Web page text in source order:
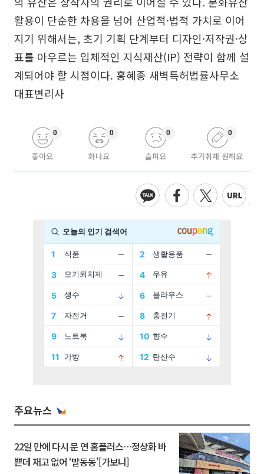
활용이 단순한 차용을 넘어 산업적·법적 가치로 이어
지기 위해서는, 초기 기획 단계부터 디자인·저작권·상
표를 아우르는 입체적인 지식재산(IP) 전략이 함께 설
계되어야 할 시점이다. 홍혜종 새벽특허법률사무소
대표변리사
좋아요
0
화나요
0
슬퍼요
0
추가취재 원해요
0
주요뉴스
22일 만에 다시 문 연 홈플러스…정상화 바
쁜데 재고 없어 ‘발동동’[가보니]